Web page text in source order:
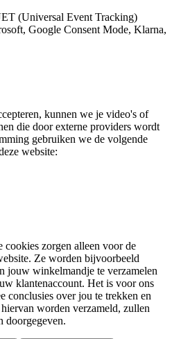
(Universal Event Tracking)
Google Consent Mode, Klarna,
kunnen we je video's of
die door externe providers wordt
gebruiken we de volgende
website:
cookies zorgen alleen voor de
Ze worden bijvoorbeeld
jouw winkelmandje te verzamelen
klantenaccount. Het is voor ons
conclusies over jou te trekken en
worden verzameld, zullen
doorgegeven.